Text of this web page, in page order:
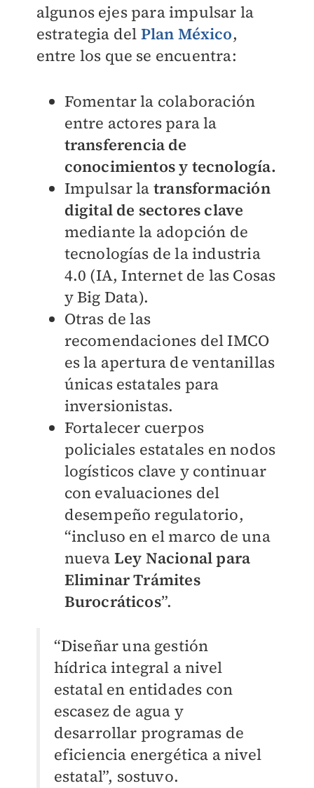
algunos ejes para impulsar la
estrategia del Plan México,
entre los que se encuentra:
Fomentar la colaboración
entre actores para la
transferencia de
conocimientos y tecnología.
Impulsar la transformación
digital de sectores clave
mediante la adopción de
tecnologías de la industria
4.0 (IA, Internet de las Cosas
y Big Data).
Otras de las
recomendaciones del IMCO
es la apertura de ventanillas
únicas estatales para
inversionistas.
Fortalecer cuerpos
policiales estatales en nodos
logísticos clave y continuar
con evaluaciones del
desempeño regulatorio,
“incluso en el marco de una
nueva Ley Nacional para
Eliminar Trámites
Burocráticos”.
“Diseñar una gestión
hídrica integral a nivel
estatal en entidades con
escasez de agua y
desarrollar programas de
eficiencia energética a nivel
estatal”, sostuvo.